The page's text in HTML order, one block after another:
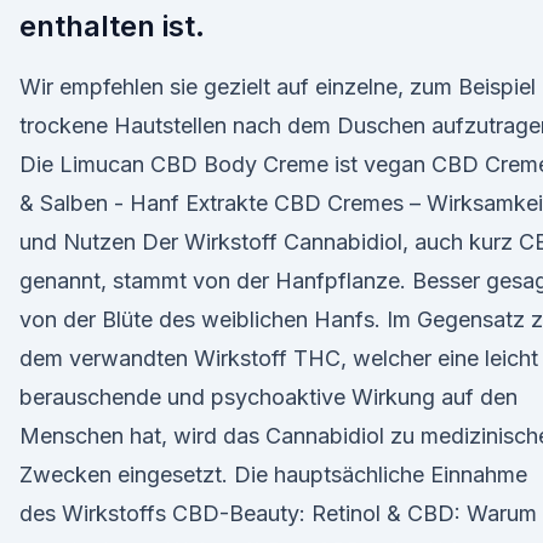
enthalten ist.
Wir empfehlen sie gezielt auf einzelne, zum Beispiel
trockene Hautstellen nach dem Duschen
Die Limucan CBD Body Creme ist vegan CBD
& Salben - Hanf Extrakte CBD Cremes –
und Nutzen Der Wirkstoff Cannabidiol, auch kurz
genannt, stammt von der Hanfpflanze. Besser
von der Blüte des weiblichen Hanfs. Im Gegensatz
dem verwandten Wirkstoff THC, welcher eine leicht
berauschende und psychoaktive Wirkung auf den
Menschen hat, wird das Cannabidiol zu
Zwecken eingesetzt. Die hauptsächliche Einnahme
des Wirkstoffs CBD-Beauty: Retinol & CBD: Warum